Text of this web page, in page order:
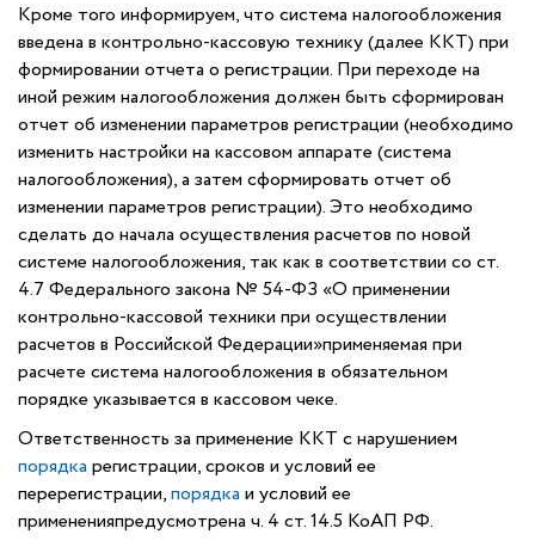
Кроме того информируем, что система налогообложения
введена в контрольно-кассовую технику (далее ККТ) при
формировании отчета о регистрации. При переходе на
иной режим налогообложения должен быть сформирован
отчет об изменении параметров регистрации (необходимо
изменить настройки на кассовом аппарате (система
налогообложения), а затем сформировать отчет об
изменении параметров регистрации). Это необходимо
сделать до начала осуществления расчетов по новой
системе налогообложения, так как в соответствии со ст.
4.7 Федерального закона № 54-ФЗ «О применении
контрольно-кассовой техники при осуществлении
расчетов в Российской Федерации»применяемая при
расчете система налогообложения в обязательном
порядке указывается в кассовом чеке.
Ответственность за применение ККТ с нарушением
порядка регистрации, сроков и условий ее
перерегистрации,порядка и условий ее
примененияпредусмотрена ч. 4 ст. 14.5 КоАП РФ.